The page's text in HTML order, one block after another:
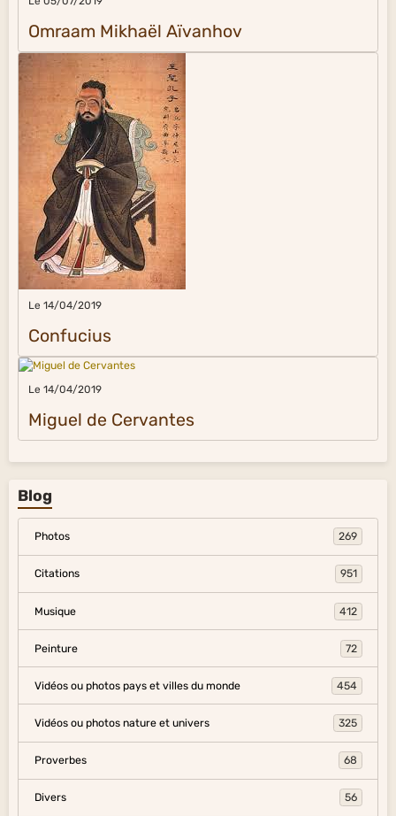
Omraam Mikhaël Aïvanhov
Le 14/04/2019
Confucius
Le 14/04/2019
Miguel de Cervantes
Blog
Photos 269
Citations 951
Musique 412
Peinture 72
Vidéos ou photos pays et villes du monde 454
Vidéos ou photos nature et univers 325
Proverbes 68
Divers 56